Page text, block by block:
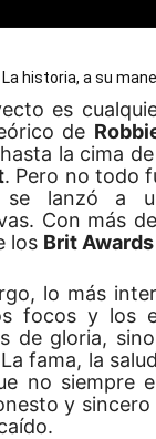
La historia, a su
es
de
hasta la cima
. Pero no todo
se lanzó a
Con más de
los Brit Awards
lo más
focos y los
de gloria,
fama, la
no siempre
y